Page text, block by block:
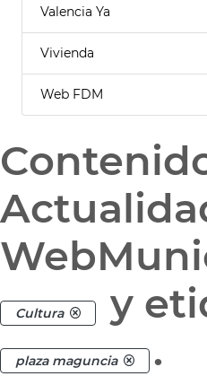
Valencia Ya
Vivienda
Web FDM
Cultura y
plaza maguncia .